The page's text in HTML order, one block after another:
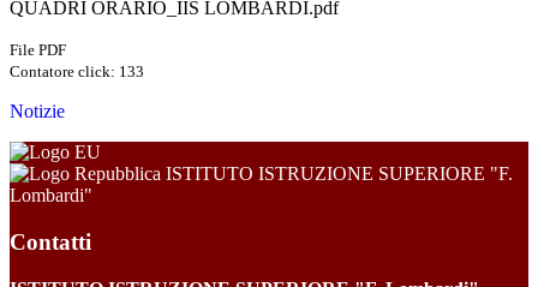
QUADRI ORARIO_IIS LOMBARDI.pdf
File PDF
Contatore click: 133
Notizie
ISTITUTO ISTRUZIONE SUPERIORE "F.
Lombardi"
Contatti